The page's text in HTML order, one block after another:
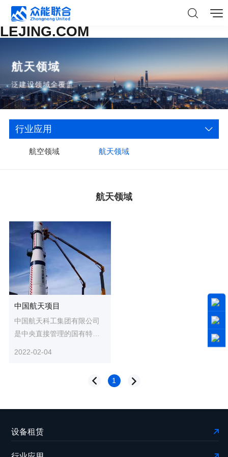
LEJING.COM
航天领域
泛建设领域全覆盖
行业应用
航空领域 航天领域
航天领域
中国航天项目
中国航天科工集团有限公司
是中央直接管理的国有特大
2022-02-04
1
设备租赁